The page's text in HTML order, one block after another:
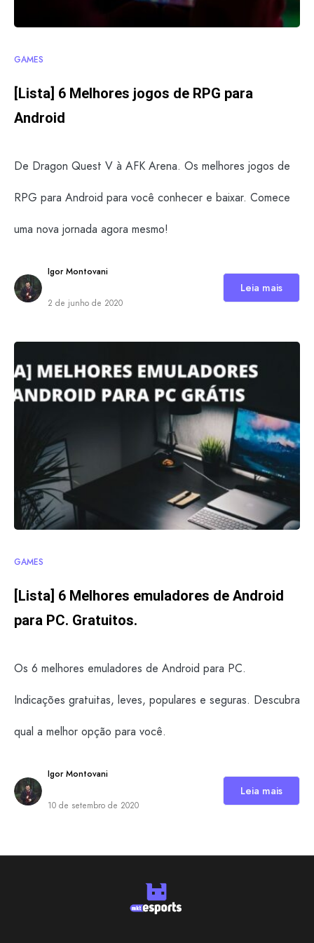
GAMES
[Lista] 6 Melhores jogos de RPG para
Android
De Dragon Quest V à AFK Arena. Os melhores jogos de
RPG para Android para você conhecer e baixar. Comece
uma nova jornada agora mesmo!
Igor Montovani
2 de junho de 2020
Leia mais
GAMES
[Lista] 6 Melhores emuladores de Android
para PC. Gratuitos.
Os 6 melhores emuladores de Android para PC.
Indicações gratuitas, leves, populares e seguras. Descubra
qual a melhor opção para você.
Igor Montovani
10 de setembro de 2020
Leia mais